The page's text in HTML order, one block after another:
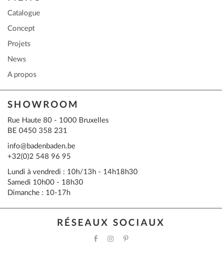
Catalogue
Concept
Projets
News
A propos
SHOWROOM
Rue Haute 80 - 1000 Bruxelles
BE 0450 358 231
info@badenbaden.be
+32(0)2 548 96 95
Lundi à vendredi : 10h/13h - 14h18h30
Samedi 10h00 - 18h30
Dimanche : 10-17h
RÉSEAUX SOCIAUX